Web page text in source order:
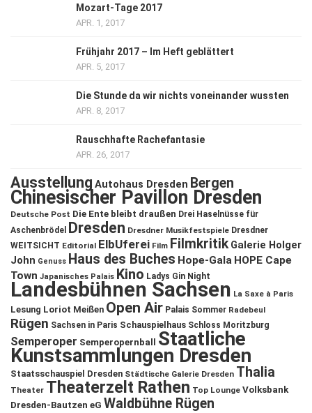
Mozart-Tage 2017
APR. 1, 2017
Frühjahr 2017 – Im Heft geblättert
APR. 5, 2017
Die Stunde da wir nichts voneinander wussten
APR. 8, 2017
Rauschhafte Rachefantasie
APR. 26, 2017
Ausstellung Autohaus Dresden Bergen
Chinesischer Pavillon Dresden
Deutsche Post Die Ente bleibt draußen Drei Haselnüsse für
Aschenbrödel
Dresden Dresdner Musikfestspiele Dresdner
WEITSICHT Editorial ElbUferei Film Filmkritik Galerie Holger
John Genuss Haus des Buches Hope-Gala HOPE Cape
Town Japanisches Palais Kino Ladys Gin Night
Landesbühnen Sachsen La Saxe à Paris
Lesung Loriot Meißen Open Air Palais Sommer Radebeul
Rügen Sachsen in Paris Schauspielhaus Schloss Moritzburg
Semperoper Semperopernball Staatliche
Kunstsammlungen Dresden
Staatsschauspiel Dresden Städtische Galerie Dresden Thalia
Theater Theaterzelt Rathen Top Lounge Volksbank
Dresden-Bautzen eG Waldbühne Rügen